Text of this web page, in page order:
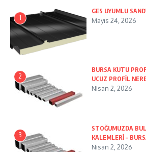
1
GES UYUMLU
Mayıs 24, 2026
2
BURSA KUTU
UCUZ PROFİL
Nisan 2, 2026
3
STOĞUMUZDA
KALEMLERİ –
Nisan 2, 2026